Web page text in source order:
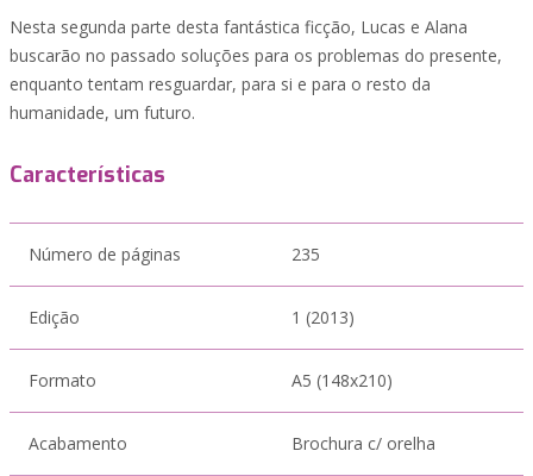
Nesta segunda parte desta fantástica ficção, Lucas e Alana
buscarão no passado soluções para os problemas do presente,
enquanto tentam resguardar, para si e para o resto da
humanidade, um futuro.
Características
Número de páginas 235
Edição 1 (2013)
Formato A5 (148x210)
Acabamento Brochura c/ orelha